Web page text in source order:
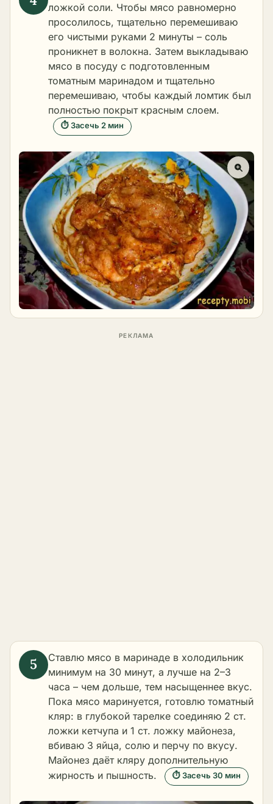
ложкой соли. Чтобы мясо равномерно
просолилось, тщательно перемешиваю
его чистыми руками 2 минуты – соль
проникнет в волокна. Затем выкладываю
мясо в посуду с подготовленным
томатным маринадом и тщательно
перемешиваю, чтобы каждый ломтик был
полностью покрыт красным слоем.
⏱ Засечь 2 мин
Ставлю мясо в маринаде в холодильник
минимум на 30 минут, а лучше на 2–3
часа – чем дольше, тем насыщеннее вкус.
Пока мясо маринуется, готовлю томатный
кляр: в глубокой тарелке соединяю 2 ст.
ложки кетчупа и 1 ст. ложку майонеза,
вбиваю 3 яйца, солю и перчу по вкусу.
Майонез даёт кляру дополнительную
жирность и пышность.
⏱ Засечь 30 мин